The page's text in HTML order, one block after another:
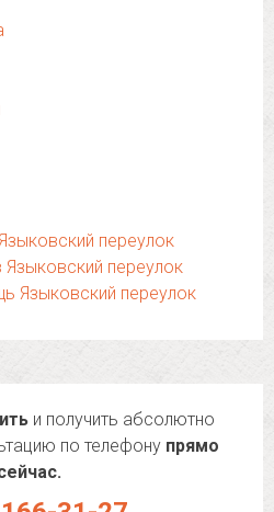
переулок
переулок
Языковский переулок
и получить абсолютно
по телефону прямо